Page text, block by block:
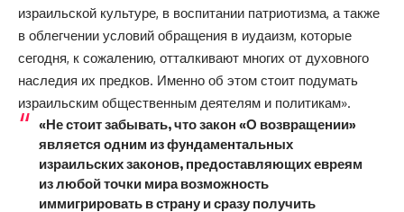
израильской культуре, в воспитании патриотизма, а также
в облегчении условий обращения в иудаизм, которые
сегодня, к сожалению, отталкивают многих от духовного
наследия их предков. Именно об этом стоит подумать
израильским общественным деятелям и политикам».
«Не стоит забывать, что закон «О возвращении»
является одним из фундаментальных
израильских законов, предоставляющих евреям
из любой точки мира возможность
иммигрировать в страну и сразу получить